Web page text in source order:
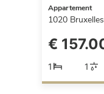
Appartement
1020 Bruxelles
€
1 1